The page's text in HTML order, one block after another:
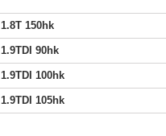
1.8T 150hk
1.9TDI 90hk
1.9TDI 100hk
1.9TDI 105hk